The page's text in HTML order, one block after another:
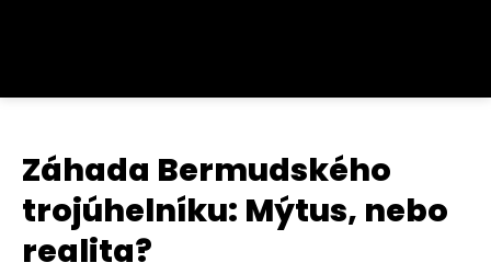
Záhada Bermudského
trojúhelníku: Mýtus, nebo
realita?